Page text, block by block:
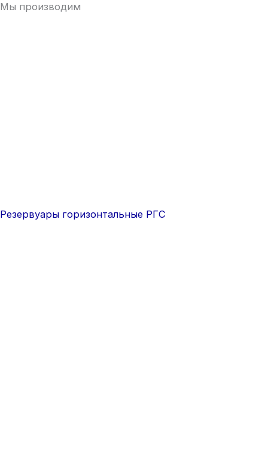
Мы производим
Резервуары горизонтальные РГС